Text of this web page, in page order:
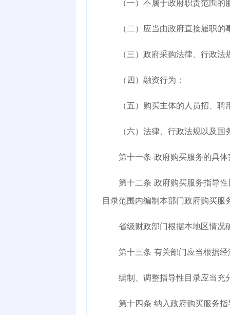
（一）不属于政府职责范围的
（二）应当由政府直接履职的
（三）政府采购法律、行政法
（四）融资行为；
（五）购买主体的人员招、聘
（六）法律、行政法规以及国
第十一条 政府购买服务的具
第十二条 政府购买服务指导
目录范围内编制本部门政府购买服
省级财政部门根据本地区情况
第十三条 有关部门应当根据
编制、调整指导性目录应当充
第十四条 纳入政府购买服务